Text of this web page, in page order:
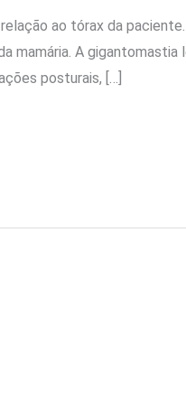
ao tórax da
mamária. A
posturais, […]